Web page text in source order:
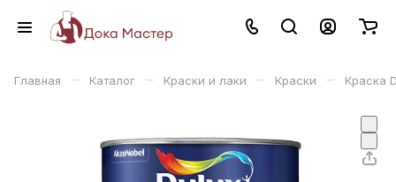
Главная – Каталог – Краски и лаки – Краски – Краска